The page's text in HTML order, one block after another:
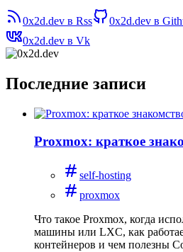
0x2d.dev в Rss 0x2d.dev в
0x2d.dev в Vk
Последние записи
Proxmox: краткое
self-hosting
proxmox
Что такое Proxmox, когда
машины или LXC, как
контейнеров и чем полезны